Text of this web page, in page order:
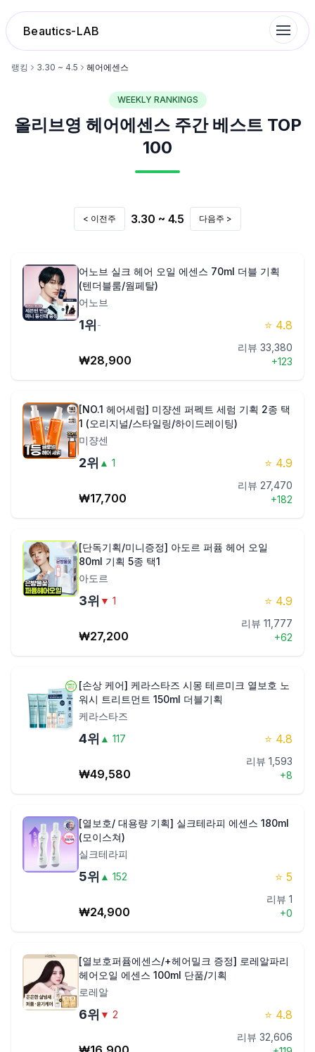
Beautics-LAB
찜 목록
루틴탐색
랭킹 3.30 ~ 4.5 헤어에센스
WEEKLY RANKINGS
올리브영 헤어에센스주간 베스트 TOP
100
< 이전주 3.30 ~ 4.5 다음주 >
어노브 실크 헤어 오일 에센스 70ml 더블 기획
(텐더블룸/웜페탈)
어노브
1위 - ⭐ 4.8
₩28,900
리뷰 33,380
+123
[NO.1 헤어세럼] 미쟝센 퍼펙트 세럼 기획 2종 택
1 (오리지널/스타일링/하이드레이팅)
미쟝센
2위 ▲ 1 ⭐ 4.9
₩17,700
리뷰 27,470
+182
[단독기획/미니증정] 아도르 퍼퓸 헤어 오일
80ml 기획 5종 택1
아도르
3위 ▼ 1 ⭐ 4.9
₩27,200
리뷰 11,777
+62
[손상 케어] 케라스타즈 시몽 테르미크 열보호 노
워시 트리트먼트 150ml 더블기획
케라스타즈
4위 ▲ 117 ⭐ 4.8
₩49,580
리뷰 1,593
+8
[열보호/ 대용량 기획] 실크테라피 에센스 180ml
(모이스쳐)
실크테라피
5위 ▲ 152 ⭐ 5
₩24,900
리뷰 1
+0
[열보호퍼퓸에센스/+헤어밀크 증정] 로레알파리
헤어오일 에센스 100ml 단품/기획
로레알
6위 ▼ 2 ⭐ 4.8
리뷰 32,606